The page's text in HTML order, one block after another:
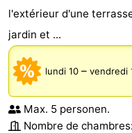
l'extérieur d'une
jardin et ...
lundi 10 – vendredi
Max. 5 personen.
Nombre de